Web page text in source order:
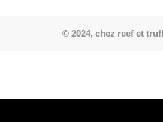
© 2024, chez reef et